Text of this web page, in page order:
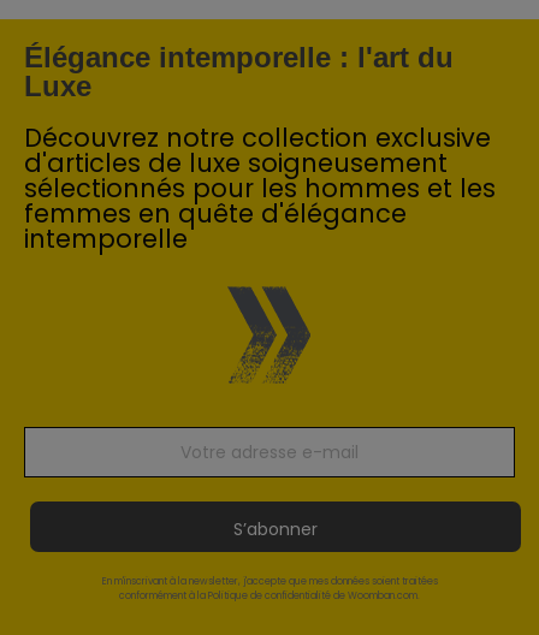
Élégance intemporelle : l'art du
Luxe
Découvrez notre collection exclusive
d'articles de luxe soigneusement
sélectionnés pour les hommes et les
femmes en quête d'élégance
intemporelle
S’abonner
En m'inscrivant à la newsletter, j'accepte que mes données soient traitées
conformément à la Politique de confidentialité de Woomban.com.